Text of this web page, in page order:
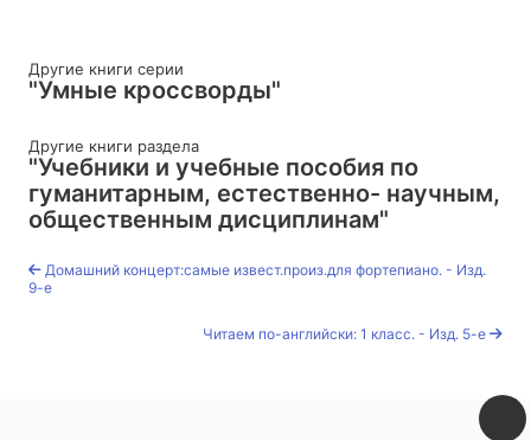
Другие книги серии
"Умные кроссворды"
Другие книги раздела
"Учебники и учебные пособия по
гуманитарным, естественно- научным,
общественным дисциплинам"
Домашний концерт:самые извест.произ.для фортепиано. - Изд.
9-е
Читаем по-английски: 1 класс. - Изд. 5-е